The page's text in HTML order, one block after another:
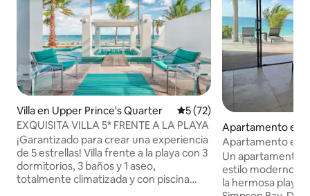
Villa en Upper Prince's Quarter Calificación promedio: 5 de
5 (72)
EXQUISITA VILLA 5* FRENTE A LA PLAYA
¡Garantizado para crear una experiencia
de 5 estrellas! Villa frente a la playa con 3
dormitorios, 3 baños y 1 aseo,
totalmente climatizada y con piscina
Apartamento en
n
Apartamento en
Un apartamento
estilo moderno
la hermosa playa